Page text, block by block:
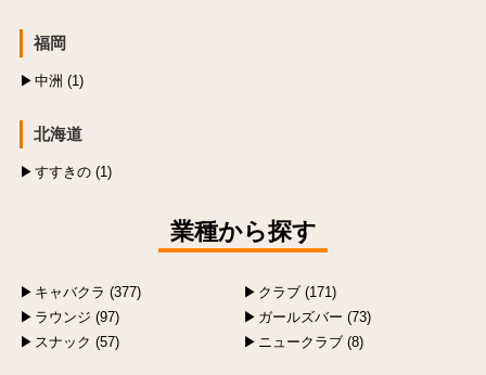
福岡
中洲 (1)
北海道
すすきの (1)
業種から探す
キャバクラ (377)
クラブ (171)
ラウンジ (97)
ガールズバー (73)
スナック (57)
ニュークラブ (8)